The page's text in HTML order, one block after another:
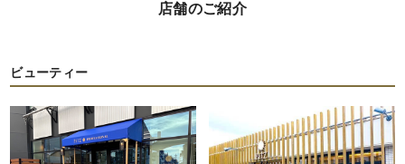
店舗のご紹介
ビューティー